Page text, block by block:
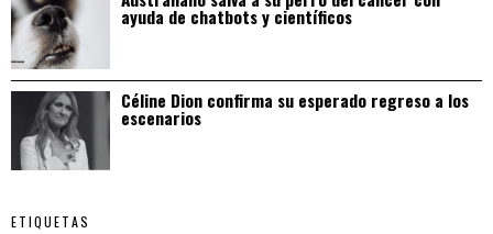
ayuda de chatbots y científicos
Céline Dion confirma su esperado regreso a los
escenarios
ETIQUETAS